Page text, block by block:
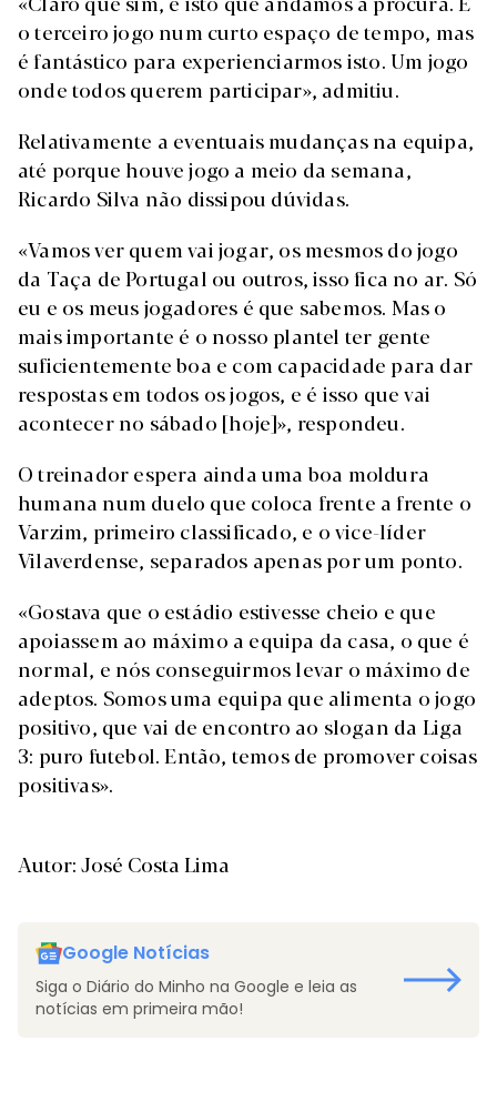
o terceiro jogo num curto espaço de tempo, mas
é fantástico para experienciarmos isto. Um jogo
onde todos querem participar», admitiu.
Relativamente a eventuais mudanças na equipa,
até porque houve jogo a meio da semana,
Ricardo Silva não dissipou dúvidas.
«Vamos ver quem vai jogar, os mesmos do jogo
da Taça de Portugal ou outros, isso fica no ar. Só
eu e os meus jogadores é que sabemos. Mas o
mais importante é o nosso plantel ter gente
suficientemente boa e com capacidade para dar
respostas em todos os jogos, e é isso que vai
acontecer no sábado [hoje]», respondeu.
O treinador espera ainda uma boa moldura
humana num duelo que coloca frente a frente o
Varzim, primeiro classificado, e o vice-líder
Vilaverdense, separados apenas por um ponto.
«Gostava que o estádio estivesse cheio e que
apoiassem ao máximo a equipa da casa, o que é
normal, e nós conseguirmos levar o máximo de
adeptos. Somos uma equipa que alimenta o jogo
positivo, que vai de encontro ao slogan da Liga
3: puro futebol. Então, temos de promover coisas
positivas».
Autor: José Costa Lima
Google Notícias
Siga o Diário do Minho na Google e leia as
notícias em primeira mão!